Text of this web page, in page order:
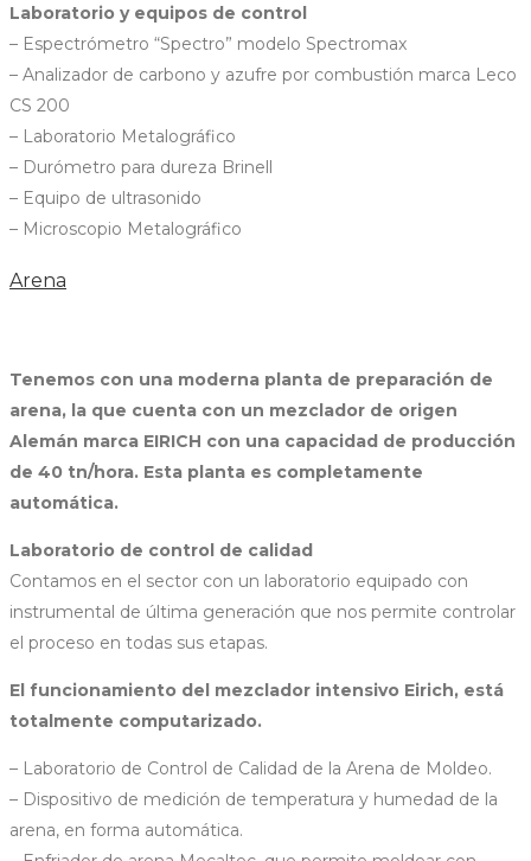
Laboratorio y equipos de control
– Espectrómetro “Spectro” modelo Spectromax
– Analizador de carbono y azufre por combustión marca Leco
CS 200
– Laboratorio Metalográfico
– Durómetro para dureza Brinell
– Equipo de ultrasonido
– Microscopio Metalográfico
Arena
Tenemos con una moderna planta de preparación de
arena, la que cuenta con un mezclador de origen
Alemán marca EIRICH con una capacidad de producción
de 40 tn/hora. Esta planta es completamente
automática.
Laboratorio de control de calidad
Contamos en el sector con un laboratorio equipado con
instrumental de última generación que nos permite controlar
el proceso en todas sus etapas.
El funcionamiento del mezclador intensivo Eirich, está
totalmente computarizado.
– Laboratorio de Control de Calidad de la Arena de Moldeo.
– Dispositivo de medición de temperatura y humedad de la
arena, en forma automática.